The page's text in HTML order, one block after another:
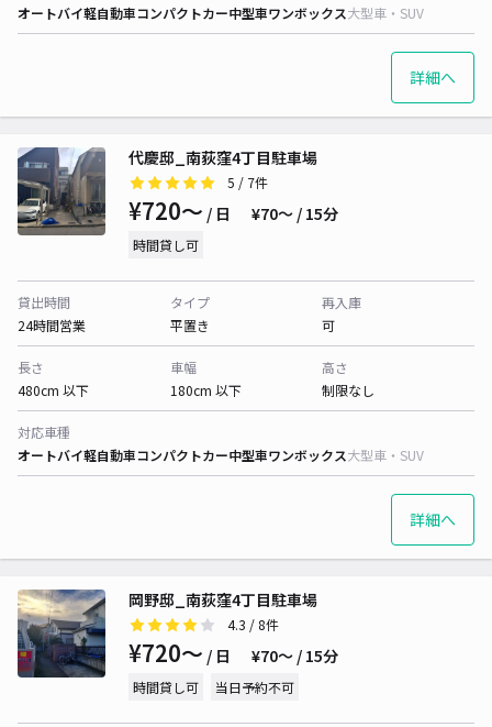
オートバイ軽自動車コンパクトカー中型車ワンボックス大型車・SUV
詳細へ
代慶邸_南荻窪4丁目駐車場
5 / 7件
¥720〜 / 日 ¥70〜 / 15分
時間貸し可
貸出時間
24時間営業
タイプ
平置き
再入庫
可
長さ
480cm 以下
車幅
180cm 以下
高さ
制限なし
対応車種
オートバイ軽自動車コンパクトカー中型車ワンボックス大型車・SUV
詳細へ
岡野邸_南荻窪4丁目駐車場
4.3 / 8件
¥720〜 / 日 ¥70〜 / 15分
時間貸し可 当日予約不可